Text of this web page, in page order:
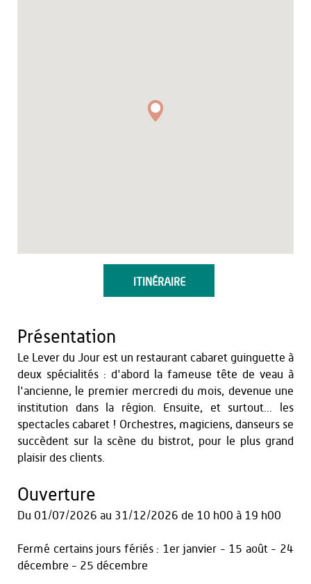
ITINÉRAIRE
Présentation
Le Lever du Jour est un restaurant cabaret guinguette à
deux spécialités : d'abord la fameuse tête de veau à
l'ancienne, le premier mercredi du mois, devenue une
institution dans la région. Ensuite, et surtout... les
spectacles cabaret ! Orchestres, magiciens, danseurs se
succèdent sur la scène du bistrot, pour le plus grand
plaisir des clients.
Ouverture
Du 01/07/2026 au 31/12/2026 de 10 h00 à 19 h00
Fermé certains jours fériés : 1er janvier - 15 août - 24
décembre - 25 décembre